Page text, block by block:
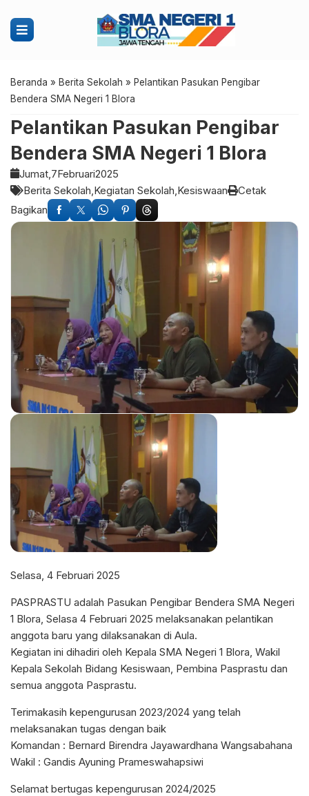
Beranda » Berita Sekolah » Pelantikan Pasukan Pengibar
Bendera SMA Negeri 1 Blora
Pelantikan Pasukan Pengibar
Bendera SMA Negeri 1 Blora
Jumat, 7Februari2025
Berita Sekolah Kegiatan Sekolah Kesiswaan
Cetak
Bagikan
Selasa, 4 Februari 2025
PASPRASTU adalah Pasukan Pengibar Bendera SMA Negeri
1 Blora, Selasa 4 Februari 2025 melaksanakan pelantikan
anggota baru yang dilaksanakan di Aula.
Kegiatan ini dihadiri oleh Kepala SMA Negeri 1 Blora, Wakil
Kepala Sekolah Bidang Kesiswaan, Pembina Pasprastu dan
semua anggota Pasprastu.
Terimakasih kepengurusan 2023/2024 yang telah
melaksanakan tugas dengan baik
Komandan : Bernard Birendra Jayawardhana Wangsabahana
Wakil : Gandis Ayuning Prameswahapsiwi
Selamat bertugas kepengurusan 2024/2025